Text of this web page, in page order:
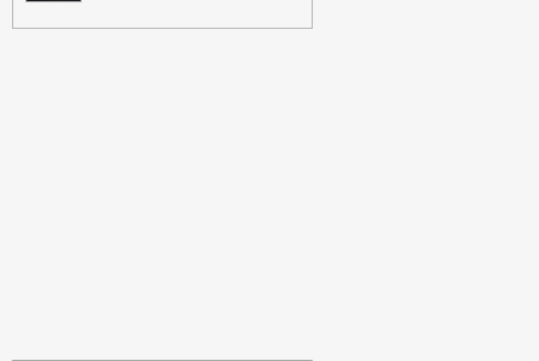
للدفاع المشترك” لا تتعارض مع التزامات